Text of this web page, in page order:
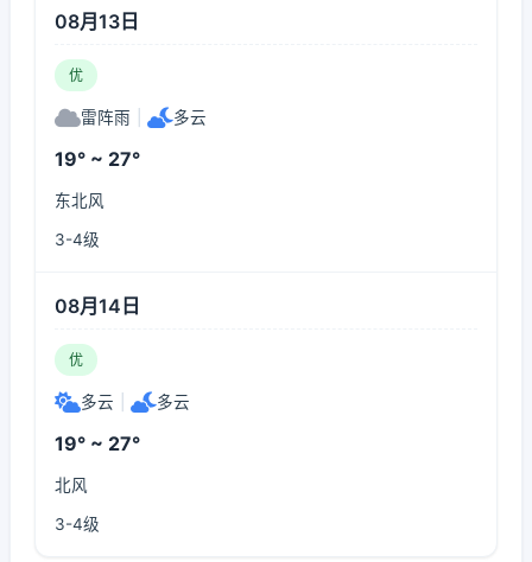
08月13日
优
雷阵雨 多云
19° ~ 27°
东北风
3-4级
08月14日
优
多云 多云
19° ~ 27°
北风
3-4级